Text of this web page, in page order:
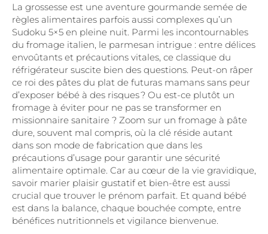
La grossesse est une aventure gourmande semée de
règles alimentaires parfois aussi complexes qu’un
Sudoku 5×5 en pleine nuit. Parmi les incontournables
du fromage italien, le parmesan intrigue : entre délices
envoûtants et précautions vitales, ce classique du
réfrigérateur suscite bien des questions. Peut-on râper
ce roi des pâtes du plat de futuras mamans sans peur
d’exposer bébé à des risques ? Ou est-ce plutôt un
fromage à éviter pour ne pas se transformer en
missionnaire sanitaire ? Zoom sur un fromage à pâte
dure, souvent mal compris, où la clé réside autant
dans son mode de fabrication que dans les
précautions d’usage pour garantir une sécurité
alimentaire optimale. Car au cœur de la vie gravidique,
savoir marier plaisir gustatif et bien-être est aussi
crucial que trouver le prénom parfait. Et quand bébé
est dans la balance, chaque bouchée compte, entre
bénéfices nutritionnels et vigilance bienvenue.